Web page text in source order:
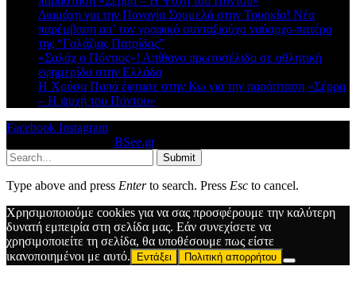
Διαμάχη για την Παναγία Σουμελά στην Τουρκία! Νέα
παρέμβαση απ’ τον γραφικό συνταξιούχο ναύαρχο-πατέρα
της “Γαλάζιας Πατρίδας”
«Σαλάχ ο Πόντιος»! Απίθανο πρωτοσέλιδο σε αθλητική
εφημερίδα στην Ελλάδα
Η Χρύσα Παπά έφτασε στην Κω για την παράσταση «Σέρρα
– Η ψυχή του Πόντου»
Facebook Instagram
BSee.gr.
Submit
Type above and press Enterto search. Press Esc to cancel.
Χρησιμοποιούμε cookies για να σας προσφέρουμε την καλύτερη
δυνατή εμπειρία στη σελίδα μας. Εάν συνεχίσετε να
χρησιμοποιείτε τη σελίδα, θα υποθέσουμε πως είστε
ικανοποιημένοι με αυτό.
Εντάξει Πολιτική απορρήτου